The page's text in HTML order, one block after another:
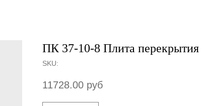
ПК 37-10-8 Плита перекрытия
SKU:
11728.00 руб